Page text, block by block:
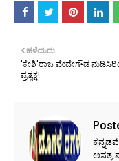
ಹಳೆಯದು
'ಕೇಶಿ'ರಾಜ ವೇದೇಗೌಡ
ಪ್ರತ್ಯಕ್ಷ!
ಅಸತ್ಯ